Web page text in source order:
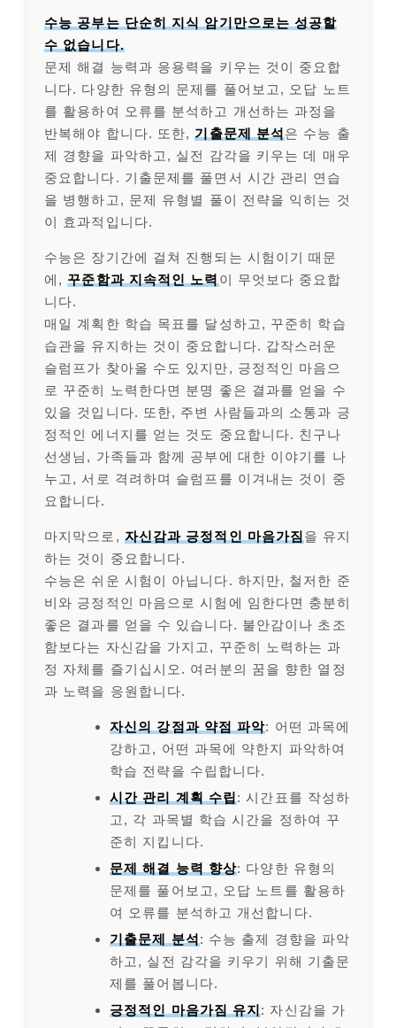
수능 공부는 단순히 지식 암기만으로는 성공할
수 없습니다.
문제 해결 능력과 응용력을 키우는 것이 중요합
니다. 다양한 유형의 문제를 풀어보고, 오답 노트
를 활용하여 오류를 분석하고 개선하는 과정을
반복해야 합니다. 또한, 기출문제 분석 은 수능 출
제 경향을 파악하고, 실전 감각을 키우는 데 매우
중요합니다. 기출문제를 풀면서 시간 관리 연습
을 병행하고, 문제 유형별 풀이 전략을 익히는 것
이 효과적입니다.
수능은 장기간에 걸쳐 진행되는 시험이기 때문
에, 꾸준함과 지속적인 노력 이 무엇보다 중요합
니다.
매일 계획한 학습 목표를 달성하고, 꾸준히 학습
습관을 유지하는 것이 중요합니다. 갑작스러운
슬럼프가 찾아올 수도 있지만, 긍정적인 마음으
로 꾸준히 노력한다면 분명 좋은 결과를 얻을 수
있을 것입니다. 또한, 주변 사람들과의 소통과 긍
정적인 에너지를 얻는 것도 중요합니다. 친구나
선생님, 가족들과 함께 공부에 대한 이야기를 나
누고, 서로 격려하며 슬럼프를 이겨내는 것이 중
요합니다.
마지막으로, 자신감과 긍정적인 마음가짐 을 유지
하는 것이 중요합니다.
수능은 쉬운 시험이 아닙니다. 하지만, 철저한 준
비와 긍정적인 마음으로 시험에 임한다면 충분히
좋은 결과를 얻을 수 있습니다. 불안감이나 초조
함보다는 자신감을 가지고, 꾸준히 노력하는 과
정 자체를 즐기십시오. 여러분의 꿈을 향한 열정
과 노력을 응원합니다.
자신의 강점과 약점 파악: 어떤 과목에
강하고, 어떤 과목에 약한지 파악하여
학습 전략을 수립합니다.
시간 관리 계획 수립 : 시간표를 작성하
고, 각 과목별 학습 시간을 정하여 꾸
준히 지킵니다.
문제 해결 능력 향상: 다양한 유형의
문제를 풀어보고, 오답 노트를 활용하
여 오류를 분석하고 개선합니다.
기출문제 분석 : 수능 출제 경향을 파악
하고, 실전 감각을 키우기 위해 기출문
제를 풀어봅니다.
긍정적인 마음가짐 유지 : 자신감을 가